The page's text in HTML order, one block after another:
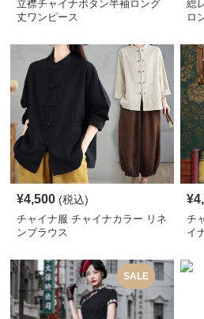
立襟チャイナボタン半袖ロング
丈ワンピース
総
ロ
¥4,500 (税込)
チャイナ服 チャイナカラー リネ
ンブラウス
¥
チ
イ
SALE